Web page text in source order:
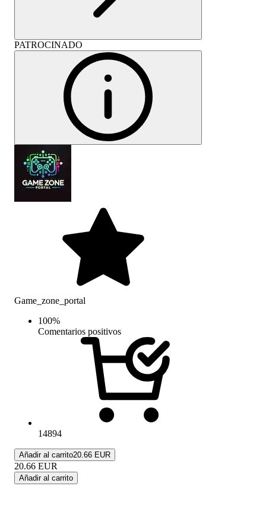
PATROCINADO
Game_zone_portal
100%
Comentarios positivos
14894
Añadir al carrito20.66 EUR
20.66 EUR
Añadir al carrito